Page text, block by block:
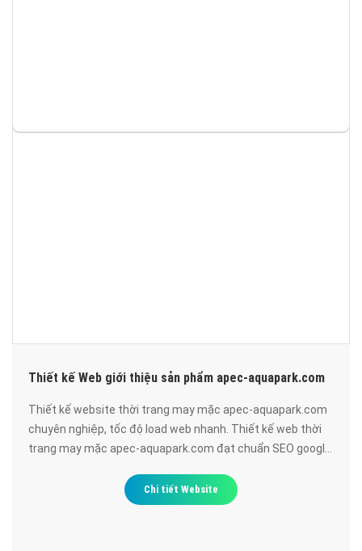
Thiết kế Web giới thiệu sản phẩm apec-aquapark.com
Thiết kế website thời trang may mặc apec-aquapark.com
chuyên nghiệp, tốc độ load web nhanh. Thiết kế web thời
trang may mặc apec-aquapark.com đạt chuẩn SEO google,
Chi tiết Website